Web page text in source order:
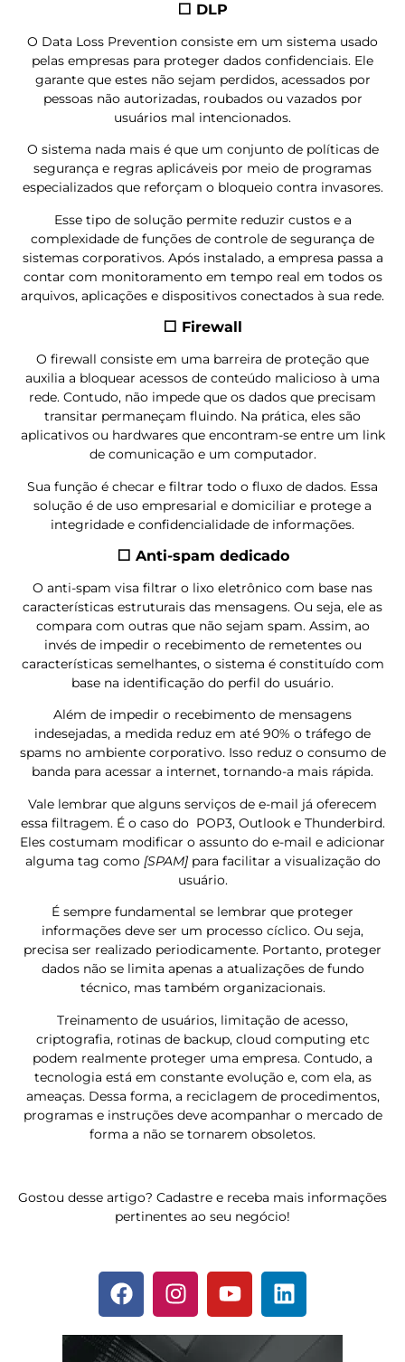
⬜ DLP
O Data Loss Prevention consiste em um sistema usado
pelas empresas para proteger dados confidenciais. Ele
garante que estes não sejam perdidos, acessados por
pessoas não autorizadas, roubados ou vazados por
usuários mal intencionados.
O sistema nada mais é que um conjunto de políticas de
segurança e regras aplicáveis por meio de programas
especializados que reforçam o bloqueio contra invasores.
Esse tipo de solução permite reduzir custos e a
complexidade de funções de controle de segurança de
sistemas corporativos. Após instalado, a empresa passa a
contar com monitoramento em tempo real em todos os
arquivos, aplicações e dispositivos conectados à sua rede.
⬜ Firewall
O firewall consiste em uma barreira de proteção que
auxilia a bloquear acessos de conteúdo malicioso à uma
rede. Contudo, não impede que os dados que precisam
transitar permaneçam fluindo. Na prática, eles são
aplicativos ou hardwares que encontram-se entre um link
de comunicação e um computador.
Sua função é checar e filtrar todo o fluxo de dados. Essa
solução é de uso empresarial e domiciliar e protege a
integridade e confidencialidade de informações.
⬜ Anti-spam dedicado
O anti-spam visa filtrar o lixo eletrônico com base nas
características estruturais das mensagens. Ou seja, ele as
compara com outras que não sejam spam. Assim, ao
invés de impedir o recebimento de remetentes ou
características semelhantes, o sistema é constituído com
base na identificação do perfil do usuário.
Além de impedir o recebimento de mensagens
indesejadas, a medida reduz em até 90% o tráfego de
spams no ambiente corporativo. Isso reduz o consumo de
banda para acessar a internet, tornando-a mais rápida.
Vale lembrar que alguns serviços de e-mail já oferecem
essa filtragem. É o caso do POP3, Outlook e Thunderbird.
Eles costumam modificar o assunto do e-mail e adicionar
alguma tag como [SPAM]para facilitar a visualização do
usuário.
É sempre fundamental se lembrar que proteger
informações deve ser um processo cíclico. Ou seja,
precisa ser realizado periodicamente. Portanto, proteger
dados não se limita apenas a atualizações de fundo
técnico, mas também organizacionais.
Treinamento de usuários, limitação de acesso,
criptografia, rotinas de backup, cloud computing etc
podem realmente proteger uma empresa. Contudo, a
tecnologia está em constante evolução e, com ela, as
ameaças. Dessa forma, a reciclagem de procedimentos,
programas e instruções deve acompanhar o mercado de
forma a não se tornarem obsoletos.
Gostou desse artigo? Cadastre e receba mais informações
pertinentes ao seu negócio!